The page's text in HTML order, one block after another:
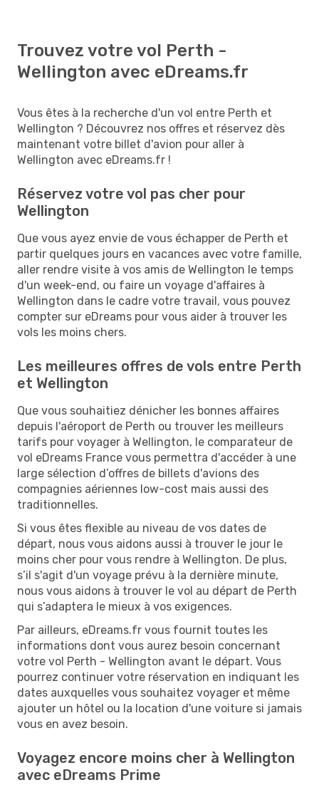
Trouvez votre vol Perth -
Wellington avec eDreams.fr
Vous êtes à la recherche d'un vol entre Perth et
Wellington ? Découvrez nos offres et réservez dès
maintenant votre billet d'avion pour aller à
Wellington avec eDreams.fr !
Réservez votre vol pas cher pour
Wellington
Que vous ayez envie de vous échapper de Perth et
partir quelques jours en vacances avec votre famille,
aller rendre visite à vos amis de Wellington le temps
d'un week-end, ou faire un voyage d'affaires à
Wellington dans le cadre votre travail, vous pouvez
compter sur eDreams pour vous aider à trouver les
vols les moins chers.
Les meilleures offres de vols entre Perth
et Wellington
Que vous souhaitiez dénicher les bonnes affaires
depuis l'aéroport de Perth ou trouver les meilleurs
tarifs pour voyager à Wellington, le comparateur de
vol eDreams France vous permettra d'accéder à une
large sélection d’offres de billets d'avions des
compagnies aériennes low-cost mais aussi des
traditionnelles.
Si vous êtes flexible au niveau de vos dates de
départ, nous vous aidons aussi à trouver le jour le
moins cher pour vous rendre à Wellington. De plus,
s’il s'agit d'un voyage prévu à la dernière minute,
nous vous aidons à trouver le vol au départ de Perth
qui s’adaptera le mieux à vos exigences.
Par ailleurs, eDreams.fr vous fournit toutes les
informations dont vous aurez besoin concernant
votre vol Perth - Wellington avant le départ. Vous
pourrez continuer votre réservation en indiquant les
dates auxquelles vous souhaitez voyager et même
ajouter un hôtel ou la location d'une voiture si jamais
vous en avez besoin.
Voyagez encore moins cher à Wellington
avec eDreams Prime